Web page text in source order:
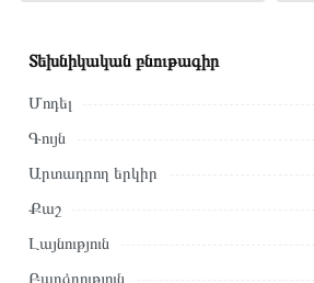
Տեխնիկական բնութագիր
Մոդել
Գույն
Արտադրող երկիր
Քաշ
Լայնություն
Բարձրություն